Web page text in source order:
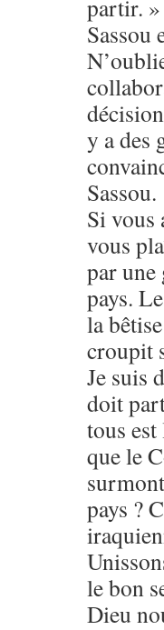
partir. »
Sassou
y a des
Sassou.
Si vous
vous
par une
pays.
la
croupit
Je suis
doit
tous
que le
pays ?
le bon
Dieu